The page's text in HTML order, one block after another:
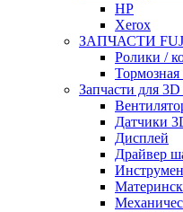
HP
Xerox
ЗАПЧАСТИ
Ролики /
Запчасти для
Датчики
Дисплей
Драйвер